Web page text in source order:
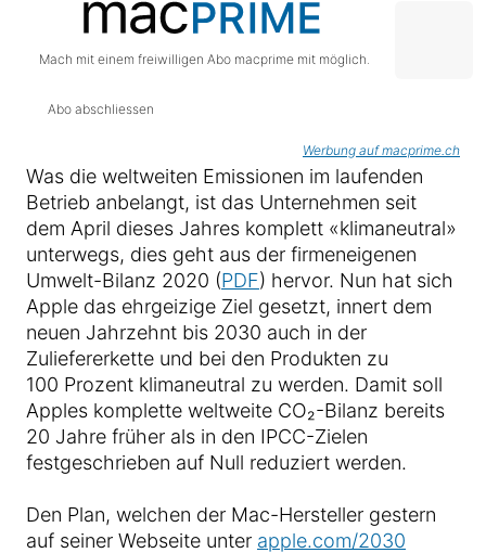
Mach mit einem freiwilligen Abo macprime mit möglich.
Abo abschliessen
Werbung auf macprime.ch
Was die weltweiten Emissionen im laufenden
Betrieb anbelangt, ist das Unternehmen seit
dem April dieses Jahres komplett «klimaneutral»
unterwegs, dies geht aus der firmeneigenen
Umwelt-Bilanz 2020 (PDF) hervor. Nun hat sich
Apple das ehrgeizige Ziel gesetzt, innert dem
neuen Jahrzehnt bis 2030 auch in der
Zuliefererkette und bei den Produkten zu
100 Prozent klimaneutral zu werden. Damit soll
Apples komplette weltweite CO₂-Bilanz bereits
20 Jahre früher als in den IPCC-Zielen
festgeschrieben auf Null reduziert werden.
Den Plan, welchen der Mac-Hersteller gestern
auf seiner Webseite unter apple.com/2030